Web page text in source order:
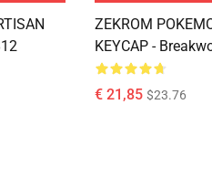
ZEKROM
KEYCAP -
€ 21,85 $23.76